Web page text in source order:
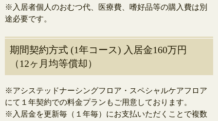
※入居者個人のおむつ代、医療費、嗜好品等の購入費は別
途必要です。
期間契約方式 (1年コース) 入居金160万円
（12ヶ月均等償却）
※アシステッドナーシングフロア・スペシャルケアフロア
にて１年契約での料金プランもご用意しております。
※入居金を更新毎（１年毎）にお支払いただくことで複数